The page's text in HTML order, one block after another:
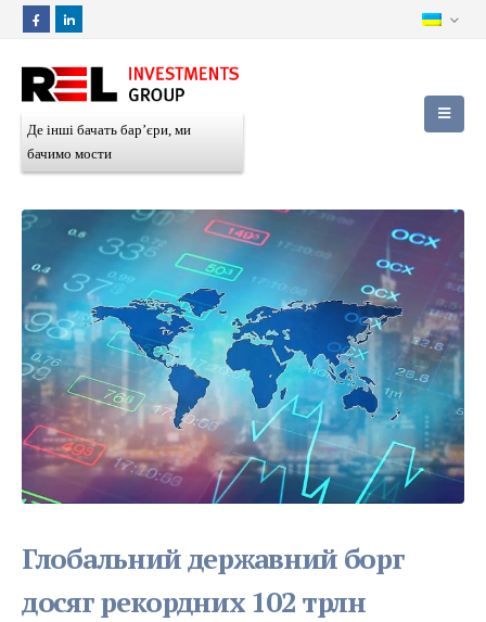
Де інші бачать бар’єри, ми
бачимо мости
Глобальний державний борг
досяг рекордних 102 трлн